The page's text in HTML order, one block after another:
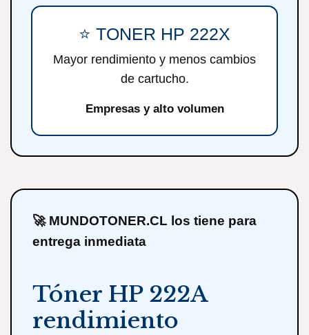
⭐ TONER HP 222X
Mayor rendimiento y menos cambios
de cartucho.
Empresas y alto volumen
🚀 MUNDOTONER.CL los tiene para
entrega inmediata
Tóner HP 222A
rendimiento